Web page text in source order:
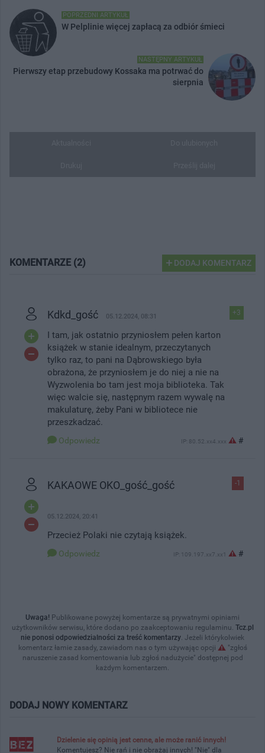
POPRZEDNI ARTYKUŁ
W Pelplinie więcej zapłacą za odbiór śmieci
NASTĘPNY ARTYKUŁ
Pierwszy etap przebudowy Kossaka ma potrwać do
sierpnia
KOMENTARZE (2) DODAJ KOMENTARZ
+3
Kdkd_gość 05.12.2024, 08:31
I tam, jak ostatnio przyniosłem pełen karton
książek w stanie idealnym, przeczytanych
tylko raz, to pani na Dąbrowskiego była
obrażona, że przyniosłem je do niej a nie na
Wyzwolenia bo tam jest moja biblioteka. Tak
więc walcie się, następnym razem wywalę na
makulaturę, żeby Pani w bibliotece nie
przeszkadzać.
Odpowiedz IP: 80.52.xx4.xxx #
-1
KAKAOWE OKO_gość_gość
05.12.2024, 20:41
Przecież Polaki nie czytają książek.
Odpowiedz IP: 109.197.xx7.xx1 #
Uwaga! Publikowane powyżej komentarze są prywatnymi opiniami
użytkowników serwisu, które dodano po zaakceptowaniu regulaminu. Tcz.pl
nie ponosi odpowiedzialności za treść komentarzy. Jeżeli którykolwiek
komentarz łamie zasady, zawiadom nas o tym używając opcji
"zgłoś
naruszenie zasad komentowania lub zgłoś nadużycie" dostępnej pod
każdym komentarzem.
DODAJ NOWY KOMENTARZ
Dzielenie się opinią jest cenne, ale może ranić innych!
Komentujesz? Nie rań i nie obrażaj innych! "Nie" dla